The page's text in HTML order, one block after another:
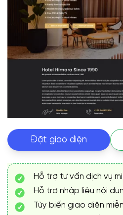
Đặt giao diện
Hỗ trợ tư vấn dịch vụ
Hỗ trợ nhập liệu nội
Tùy biến giao diện